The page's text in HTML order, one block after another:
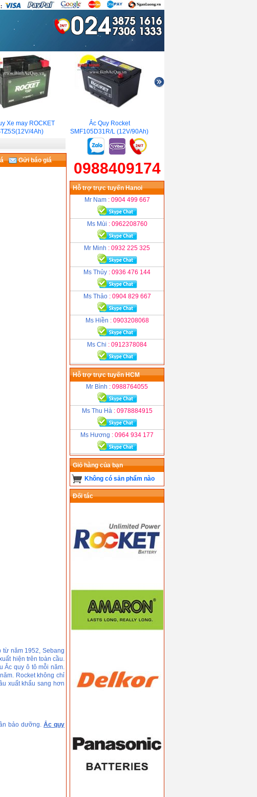
Xe may ROCKET
4Ah)
Ắc Quy Rocket
SMF105D31R/L (12V/90Ah)
Gửi báo giá
từ năm 1952, Sebang
hiện trên toàn cầu.
Ắc quy ô tô mỗi năm.
Rocket không chỉ
xuất khẩu sang hơn
bảo dưỡng. Ắc quy
0988409174
Hỗ trợ trực tuyến Hanoi
Mr Nam : 0904 499 667
Ms Mùi : 0962208760
Mr Minh : 0932 225 325
Ms Thủy : 0936 476 144
Ms Thảo : 0904 829 667
Ms Hiền : 0903208068
Ms Chi : 0912378084
Hỗ trợ trực tuyến HCM
Mr Bình : 0988764055
Ms Thu Hà : 0978884915
Ms Hương : 0964 934 177
Giỏ hàng của bạn
Không có sản phẩm nào
Đối tác